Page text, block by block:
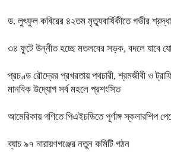
ড. লুৎফুল কবিরের ৪২তম মৃত্যুবার্ষিকীতে গভীর
৩৪ ফুটে উন্নীত হচ্ছে মতলবের সড়ক, বদলে যাবে
প্রচণ্ড রৌদ্রের প্রখরতায় পথচারী, শ্রমজীবী ও
মানবিক উদ্যোগ সর্ব মহলে প্রশংসিত
আমেরিকায় গণিতে পিএইচডিতে পূর্ণাঙ্গ স্কলারশিপ
ব্যাচ ৯৭ নারায়ণগঞ্জের নতুন কমিটি গঠন